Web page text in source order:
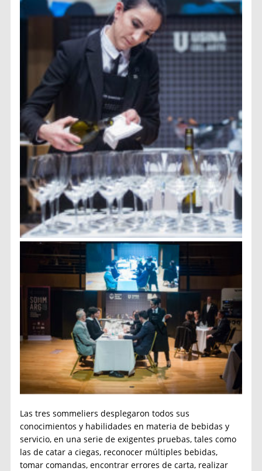
Las tres sommeliers desplegaron todos sus
conocimientos y habilidades en materia de bebidas y
servicio, en una serie de exigentes pruebas, tales como
las de catar a ciegas, reconocer múltiples bebidas,
tomar comandas, encontrar errores de carta, realizar